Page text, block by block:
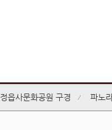
정읍사문화공원 구경 파노